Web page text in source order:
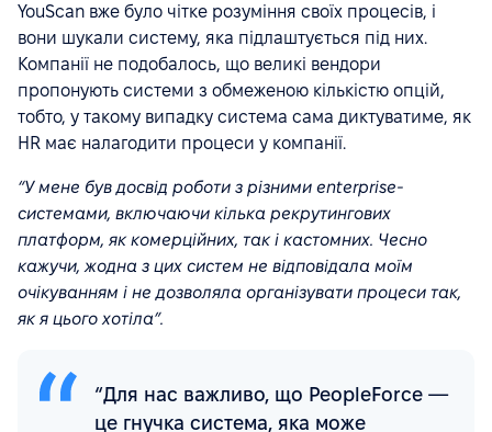
YouScan вже було чітке розуміння своїх процесів, і
вони шукали систему, яка підлаштується під них.
Компанії не подобалось, що великі вендори
пропонують системи з обмеженою кількістю опцій,
тобто, у такому випадку система сама диктуватиме, як
HR має налагодити процеси у компанії.
“У мене був досвід роботи з різними enterprise-
системами, включаючи кілька рекрутингових
платформ, як комерційних, так і кастомних. Чесно
кажучи, жодна з цих систем не відповідала моїм
очікуванням і не дозволяла організувати процеси так,
як я цього хотіла”.
“Для нас важливо, що PeopleForce —
це гнучка система, яка може